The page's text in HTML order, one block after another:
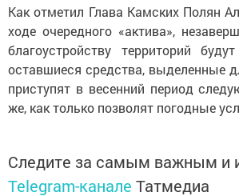
Как отметил Глава Камских Полян
ходе очередного «актива»,
благоустройству территорий
оставшиеся средства, выделенные
приступят в весенний период
же, как только позволят погодные
Следите за самым важным и
Telegram-канале Татмедиа